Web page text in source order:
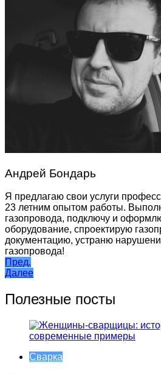
Андрей Бондарь
Я предлагаю свои услуги
23 летним опытом работы.
газопровода, подключу и
оборудование, спроектирую
документацию, устраню
газопровода!
Навигация
по
записям
Пред.
Далее
Полезные посты
Сварка